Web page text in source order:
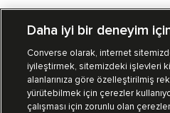
Mağazalarımız
Müşteri İlişkileri
Daha iyi bir deneyim
Converse olarak, internet
iyileştirmek, sitemizdeki işlevleri
alanlarınıza göre özelleştirilmiş
yürütebilmek için çerezler
çalışması için zorunlu olan